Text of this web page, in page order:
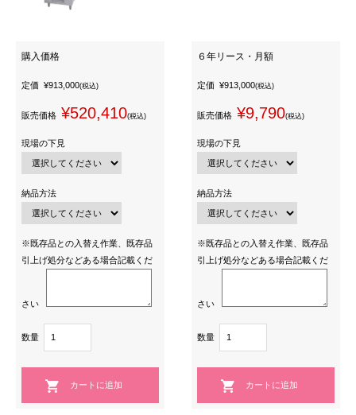
購入価格
定価 ¥913,000(税込)
販売価格 ¥520,410(税込)
現場の下見
納品方法
※既存品との入替え作業、既存品
引上げ処分などある場合記載くだ
さい
数量
６年リース・月額
定価 ¥913,000(税込)
販売価格 ¥9,790(税込)
現場の下見
納品方法
※既存品との入替え作業、既存品
引上げ処分などある場合記載くだ
さい
数量